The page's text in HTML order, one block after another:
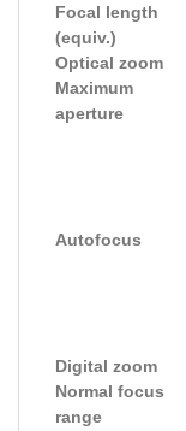
Focal length
(equiv.)
Optical zoom
Maximum
aperture
Autofocus
Digital zoom
Normal focus
range